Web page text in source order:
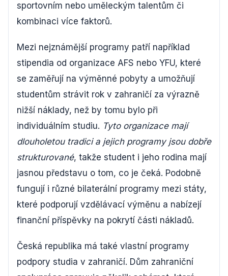
sportovním nebo uměleckým talentům či
kombinaci více faktorů.
Mezi nejznámější programy patří například
stipendia od organizace AFS nebo YFU, které
se zaměřují na výměnné pobyty a umožňují
studentům strávit rok v zahraničí za výrazně
nižší náklady, než by tomu bylo při
individuálním studiu. Tyto organizace mají
dlouholetou tradici a jejich programy jsou dobře
strukturované, takže student i jeho rodina mají
jasnou představu o tom, co je čeká. Podobně
fungují i různé bilaterální programy mezi státy,
které podporují vzdělávací výměnu a nabízejí
finanční příspěvky na pokrytí části nákladů.
Česká republika má také vlastní programy
podpory studia v zahraničí. Dům zahraniční